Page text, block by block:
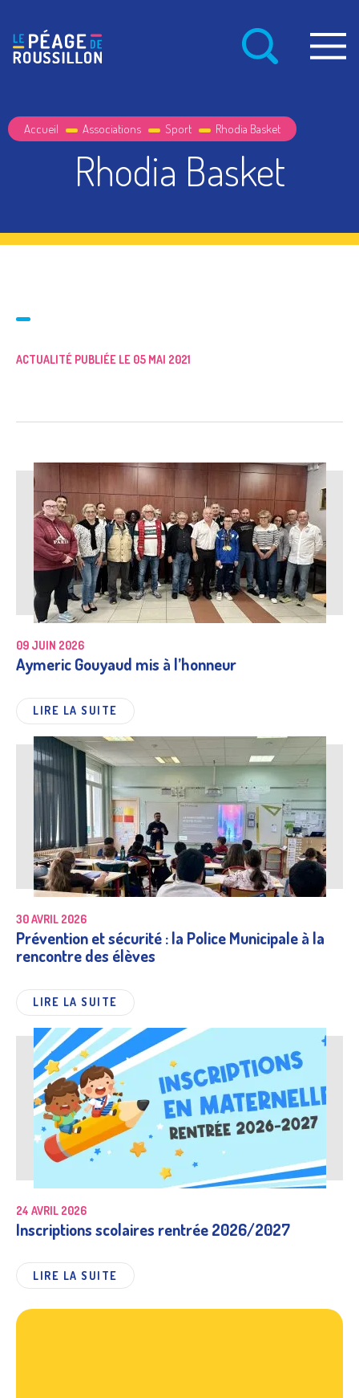
Accueil Associations Sport Rhodia Basket
Rhodia Basket
ACTUALITÉ PUBLIÉE LE 05 MAI 2021
09 JUIN 2026
Aymeric Gouyaud mis à l’honneur
LIRE LA SUITE
30 AVRIL 2026
Prévention et sécurité : la Police Municipale à la
rencontre des élèves
LIRE LA SUITE
24 AVRIL 2026
Inscriptions scolaires rentrée 2026/2027
LIRE LA SUITE